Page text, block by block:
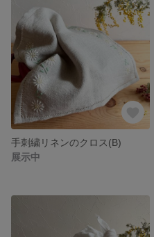
手刺繍リネンのクロス(B)
展示中